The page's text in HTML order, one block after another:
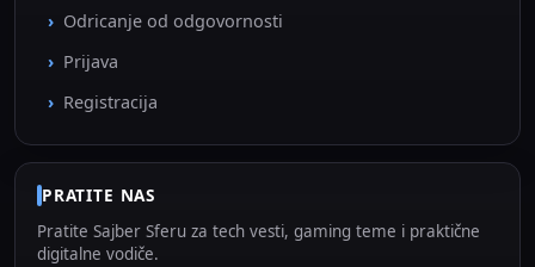
Odricanje od odgovornosti
Prijava
Registracija
PRATITE NAS
Pratite Sajber Sferu za tech vesti, gaming teme i praktične
digitalne vodiče.